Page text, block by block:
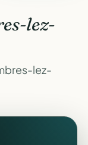
lez-
lez-